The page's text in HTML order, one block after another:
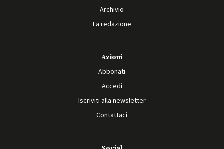
Archivio
La redazione
Azioni
Abbonati
Accedi
Iscriviti alla newsletter
Contattaci